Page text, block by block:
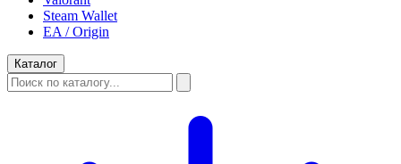
Steam Wallet
EA / Origin
Каталог